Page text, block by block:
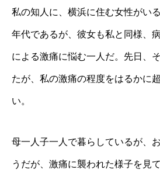
私の知人に、横浜に住む女性がい
年代であるが、彼女も私と同様、
による激痛に悩む一人だ。先日、
たが、私の激痛の程度をはるかに
い。
母一人子一人で暮らしているが、
うだが、激痛に襲われた様子を見